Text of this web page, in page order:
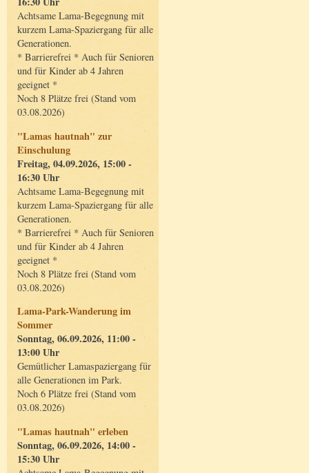
Achtsame Lama-Begegnung mit
kurzem Lama-Spaziergang für alle
Generationen.
* Barrierefrei * Auch für Senioren
und für Kinder ab 4 Jahren
geeignet *
Noch 8 Plätze frei (Stand vom
03.08.2026)
"Lamas hautnah" zur
Einschulung
Freitag, 04.09.2026, 15:00 -
16:30 Uhr
Achtsame Lama-Begegnung mit
kurzem Lama-Spaziergang für alle
Generationen.
* Barrierefrei * Auch für Senioren
und für Kinder ab 4 Jahren
geeignet *
Noch 8 Plätze frei (Stand vom
03.08.2026)
Lama-Park-Wanderung im
Sommer
Sonntag, 06.09.2026, 11:00 -
13:00 Uhr
Gemütlicher Lamaspaziergang für
alle Generationen im Park.
Noch 6 Plätze frei (Stand vom
03.08.2026)
"Lamas hautnah" erleben
Sonntag, 06.09.2026, 14:00 -
15:30 Uhr